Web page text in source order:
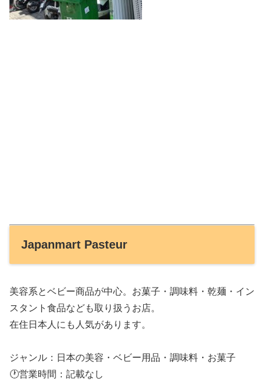
Japanmart Pasteur
美容系とベビー商品が中心。お菓子・調味料・乾麺・イン
スタント食品なども取り扱うお店。
在住日本人にも人気があります。
ジャンル：日本の美容・ベビー用品・調味料・お菓子
🕐営業時間：記載なし